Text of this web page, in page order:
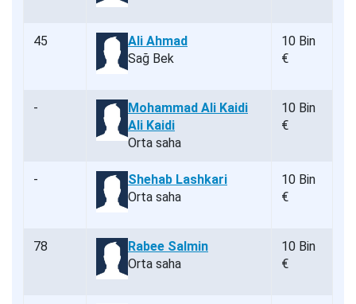
45
Ali Ahmad
Sağ Bek
10 Bin
€
-
Mohammad Ali Kaidi
Ali Kaidi
Orta saha
10 Bin
€
-
Shehab Lashkari
Orta saha
10 Bin
€
78
Rabee Salmin
Orta saha
10 Bin
€